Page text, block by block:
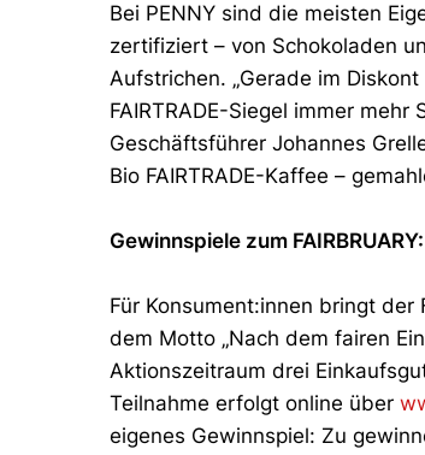
Bei PENNY sind die meisten
zertifiziert – von Schokoladen
Aufstrichen. „Gerade im
FAIRTRADE-Siegel immer
Geschäftsführer Johannes
Bio FAIRTRADE-Kaffee –
Gewinnspiele zum
Für Konsument:innen bringt der
dem Motto „Nach dem fairen
Aktionszeitraum drei
Teilnahme erfolgt online über
eigenes Gewinnspiel: Zu